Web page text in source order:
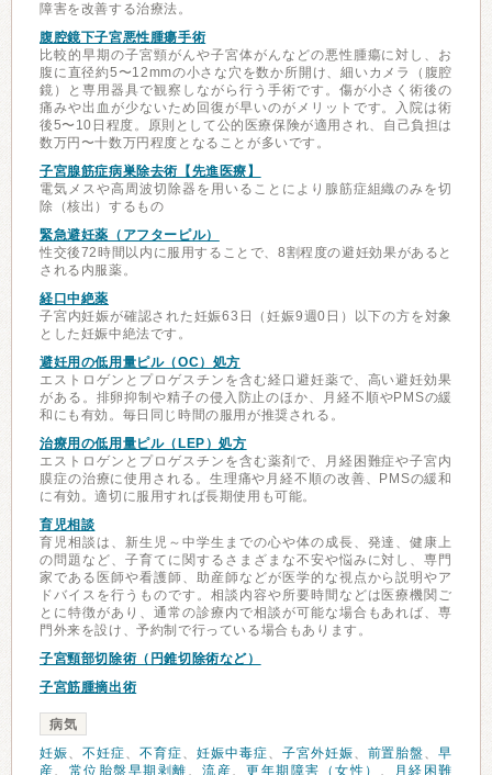
障害を改善する治療法。
腹腔鏡下子宮悪性腫瘍手術
比較的早期の子宮頸がんや子宮体がんなどの悪性腫瘍に対し、お
腹に直径約5〜12mmの小さな穴を数か所開け、細いカメラ（腹腔
鏡）と専用器具で観察しながら行う手術です。傷が小さく術後の
痛みや出血が少ないため回復が早いのがメリットです。入院は術
後5〜10日程度。原則として公的医療保険が適用され、自己負担は
数万円〜十数万円程度となることが多いです。
子宮腺筋症病巣除去術【先進医療】
電気メスや高周波切除器を用いることにより腺筋症組織のみを切
除（核出）するもの
緊急避妊薬（アフターピル）
性交後72時間以内に服用することで、8割程度の避妊効果があると
される内服薬。
経口中絶薬
子宮内妊娠が確認された妊娠63日（妊娠9週0日）以下の方を対象
とした妊娠中絶法です。
避妊用の低用量ピル（OC）処方
エストロゲンとプロゲスチンを含む経口避妊薬で、高い避妊効果
がある。排卵抑制や精子の侵入防止のほか、月経不順やPMSの緩
和にも有効。毎日同じ時間の服用が推奨される。
治療用の低用量ピル（LEP）処方
エストロゲンとプロゲスチンを含む薬剤で、月経困難症や子宮内
膜症の治療に使用される。生理痛や月経不順の改善、PMSの緩和
に有効。適切に服用すれば長期使用も可能。
育児相談
育児相談は、新生児～中学生までの心や体の成長、発達、健康上
の問題など、子育てに関するさまざまな不安や悩みに対し、専門
家である医師や看護師、助産師などが医学的な視点から説明やア
ドバイスを行うものです。相談内容や所要時間などは医療機関ご
とに特徴があり、通常の診療内で相談が可能な場合もあれば、専
門外来を設け、予約制で行っている場合もあります。
子宮頸部切除術（円錐切除術など）
子宮筋腫摘出術
病気
妊娠、 不妊症、 不育症、 妊娠中毒症、 子宮外妊娠、 前置胎盤、早
産、 常位胎盤早期剥離 、流産、更年期障害（女性） 、 月経困難